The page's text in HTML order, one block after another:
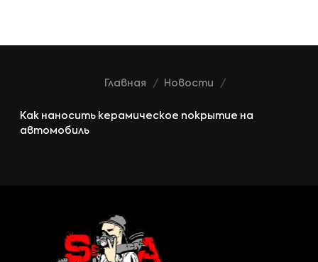
Главная Новости
Как наносить керамическое покрытие на
автомобиль